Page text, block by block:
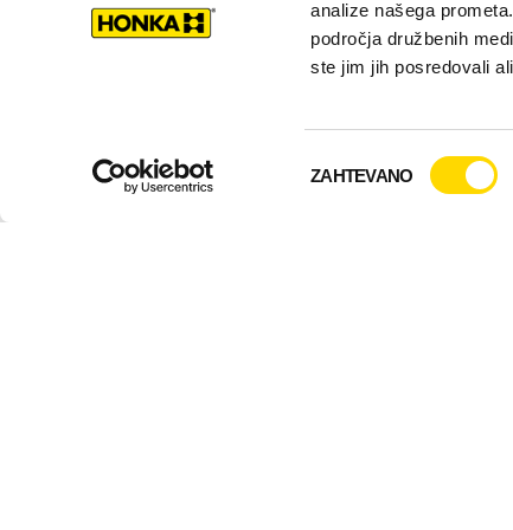
analize našega
področja družbenih
ste jim jih posredovali
soglasja
ZAHTEVANO
hiš in celotnih
Oglejte si